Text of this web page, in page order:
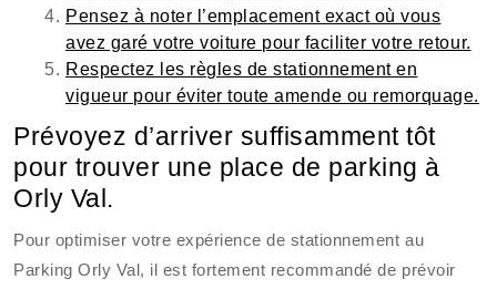
Pensez à noter l’emplacement exact où vous
avez garé votre voiture pour faciliter votre retour.
Respectez les règles de stationnement en
vigueur pour éviter toute amende ou remorquage.
Prévoyez d’arriver suffisamment tôt
pour trouver une place de parking à
Orly Val.
Pour optimiser votre expérience de stationnement au
Parking Orly Val, il est fortement recommandé de prévoir